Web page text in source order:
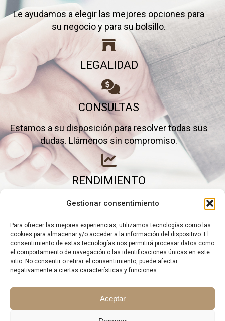
Gestionar consentimiento
Para ofrecer las mejores experiencias, utilizamos tecnologías como las
cookies para almacenar y/o acceder a la información del dispositivo. El
consentimiento de estas tecnologías nos permitirá procesar datos como
el comportamiento de navegación o las identificaciones únicas en este
sitio. No consentir o retirar el consentimiento, puede afectar
negativamente a ciertas características y funciones.
Aceptar
Le ayudamos a elegir las mejores opciones para
su negocio y para su bolsillo.
LEGALIDAD
CONSULTAS
Estamos a su disposición para resolver todas sus
dudas. Llámenos sin compromiso.
RENDIMIENTO
Elimine gastos inútiles y saque el máximo partido a